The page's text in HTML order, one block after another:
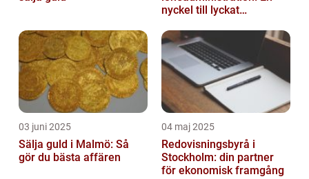
nyckel till lyckat
03 juni 2025
Sälja guld i Malmö: Så
gör du bästa affären
04 maj 2025
Redovisningsbyrå i
Stockholm: din partner
för ekonomisk framgång